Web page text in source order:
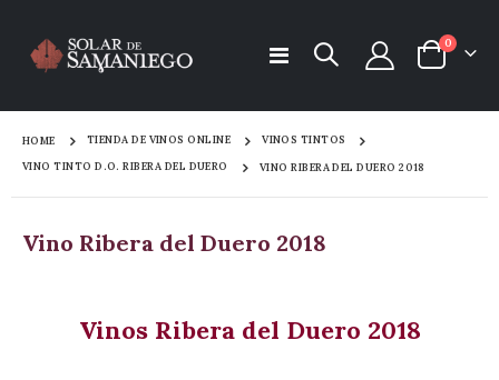
Toggle
Cart
0items
HOME TIENDA DE VINOS ONLINE
VINOS TINTOS
VINO TINTO D.O. RIBERA DEL DUERO
VINO RIBERA DEL DUERO 2018
Vino Ribera del Duero 2018
Vinos Ribera del Duero 2018